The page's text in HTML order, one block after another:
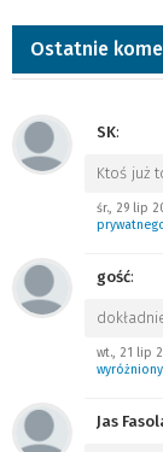
Ostatnie
SK:
Ktoś już
śr., 29 lip
gość:
wt., 21 lip
Jas